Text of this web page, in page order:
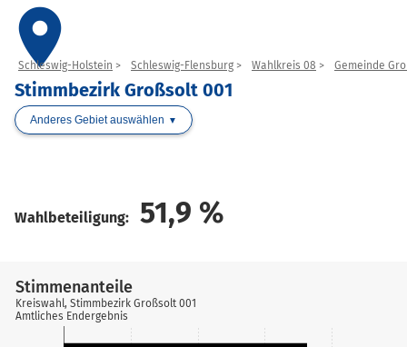
place
Schleswig-Holstein Schleswig-Flensburg Wahlkreis 08 Gemeinde
Stimmbezirk Großsolt 001
Anderes Gebiet auswählen
Wahlbeteiligung: 51,9 %
Stimmenanteile
Kreiswahl, Stimmbezirk Großsolt 001
Amtliches Endergebnis